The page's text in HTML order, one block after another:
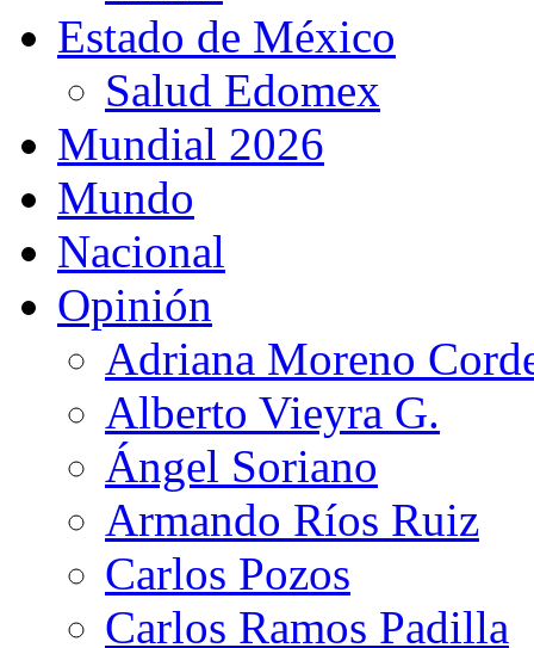
Estado de México
Salud Edomex
Mundial 2026
Mundo
Nacional
Opinión
Adriana Moreno
Alberto Vieyra G.
Ángel Soriano
Armando Ríos Ruiz
Carlos Pozos
Carlos Ramos Padilla